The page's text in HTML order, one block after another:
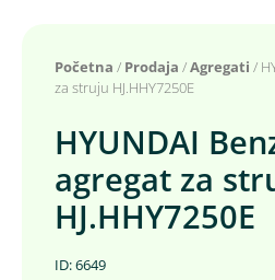
Početna / Prodaja /Agregati /
za struju HJ.HHY7250E
HYUNDAI
agregat za
HJ.HHY7250E
ID: 6649